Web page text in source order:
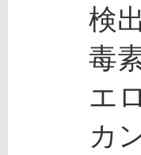
検出
毒素
エロ
カン